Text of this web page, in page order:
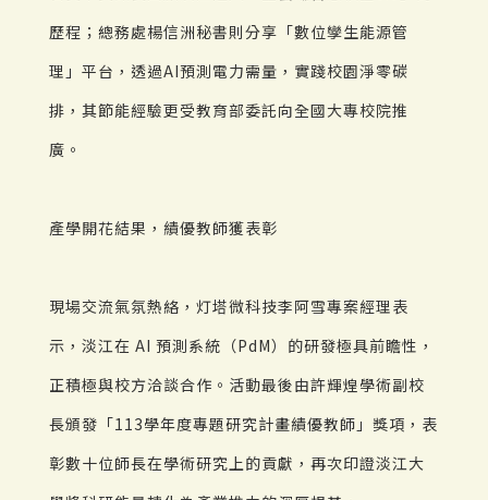
歷程；總務處楊信洲秘書則分享「數位孿生能源管
理」平台，透過AI預測電力需量，實踐校園淨零碳
排，其節能經驗更受教育部委託向全國大專校院推
廣。
產學開花結果，績優教師獲表彰
現場交流氣氛熱絡，灯塔微科技李阿雪專案經理表
示，淡江在 AI 預測系統（PdM）的研發極具前瞻性，
正積極與校方洽談合作。活動最後由許輝煌學術副校
長頒發「113學年度專題研究計畫績優教師」獎項，表
彰數十位師長在學術研究上的貢獻，再次印證淡江大